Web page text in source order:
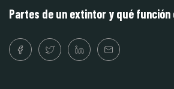
Partes de un extintor y qué función